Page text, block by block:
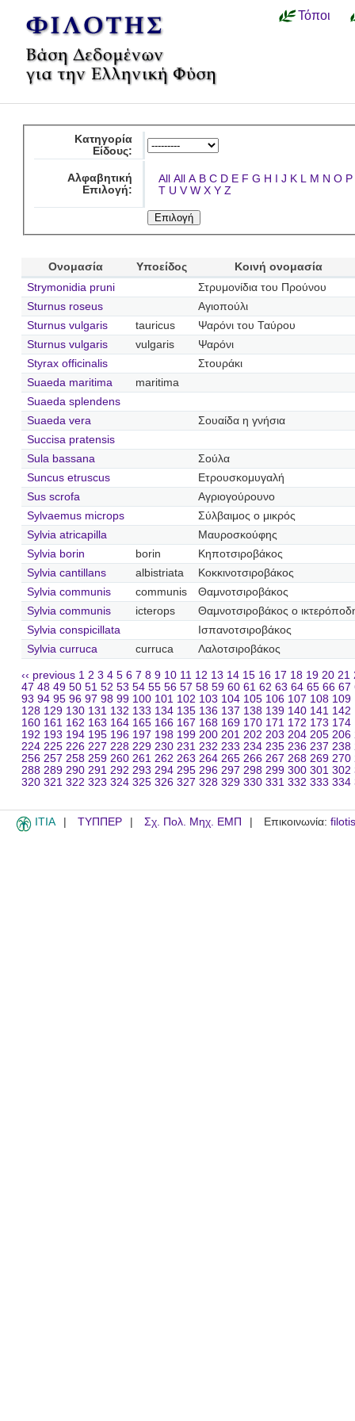
Τόποι
Κατηγορία
Είδους:
Αλφαβητική
Επιλογή:
All All A B C D E F G H I J K L M N O P
T U V W X Y Z
Ονομασία Υποείδος
Κοινή ονομασία
Strymonidia pruni
Στρυμονίδια του Προύνου
Sturnus roseus
Αγιοπούλι
Sturnus vulgaris
tauricus
Ψαρόνι του Ταύρου
Sturnus vulgaris
vulgaris
Ψαρόνι
Styrax officinalis
Στουράκι
Suaeda maritima
maritima
Suaeda splendens
Suaeda vera
Σουαίδα η γνήσια
Succisa pratensis
Sula bassana
Σούλα
Suncus etruscus
Ετρουσκομυγαλή
Sus scrofa
Αγριογούρουνο
Sylvaemus microps
Σύλβαιμος ο μικρός
Sylvia atricapilla
Μαυροσκούφης
Sylvia borin
borin
Κηποτσιροβάκος
Sylvia cantillans
albistriata
Κοκκινοτσιροβάκος
Sylvia communis
communis
Θαμνοτσιροβάκος
Sylvia communis
icterops
Θαμνοτσιροβάκος ο
Sylvia conspicillata
Ισπανοτσιροβάκος
Sylvia curruca
curruca Λαλοτσιροβάκος
‹‹ previous 1 2 3 4 5 6 7 8 9 10 11 12 13 14 15 16 17 18 19 20 21
47 48 49 50 51 52 53 54 55 56 57 58 59 60 61 62 63 64 65 66 67
93 94 95 96 97 98 99 100 101 102 103 104 105 106 107 108 109
128 129 130 131 132 133 134 135 136 137 138 139 140 141 142
160 161 162 163 164 165 166 167 168 169 170 171 172 173 174
192 193 194 195 196 197 198 199 200 201 202 203 204 205 206
224 225 226 227 228 229 230 231 232 233 234 235 236 237 238
256 257 258 259 260 261 262 263 264 265 266 267 268 269 270
288 289 290 291 292 293 294 295 296 297 298 299 300 301 302
320 321 322 323 324 325 326 327 328 329 330 331 332 333 334
ITIA ΤΥΠΠΕΡ Σχ. Πολ. Μηχ. ΕΜΠ Επικοινωνία: